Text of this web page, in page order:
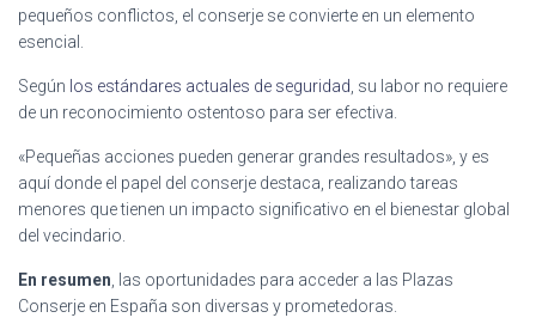
pequeños conflictos, el conserje se convierte en un elemento
esencial.
Según los estándares actuales de seguridad , su labor no requiere
de un reconocimiento ostentoso para ser efectiva.
«Pequeñas acciones pueden generar grandes resultados», y es
aquí donde el papel del conserje destaca, realizando tareas
menores que tienen un impacto significativo en el bienestar global
del vecindario.
En resumen , las oportunidades para acceder a las Plazas
Conserje en España son diversas y prometedoras.